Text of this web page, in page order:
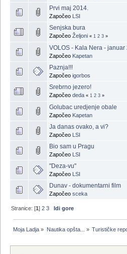
Prvi maj 2014.
Započeo LSI
Senjska bura
Započeo Željoni « 1 2 3 »
VOLOS - Kala Nera - januar
Započeo Kapetan
Paznja!!!
Započeo igorbos
Srebrno jezero!
Započeo deda « 1 2 3 »
Golubac uredjenje obale
Započeo Kapetan
Ja danas ovako, a vi?
Započeo LSI
Bio sam u Pragu
Započeo LSI
"Deza-vu"
Započeo LSI
Dunav - dokumentarni film
Započeo sceka
Stranice: [1]2 3 Idi gore
Moja Ladja » Nautika opšta... » Turističke